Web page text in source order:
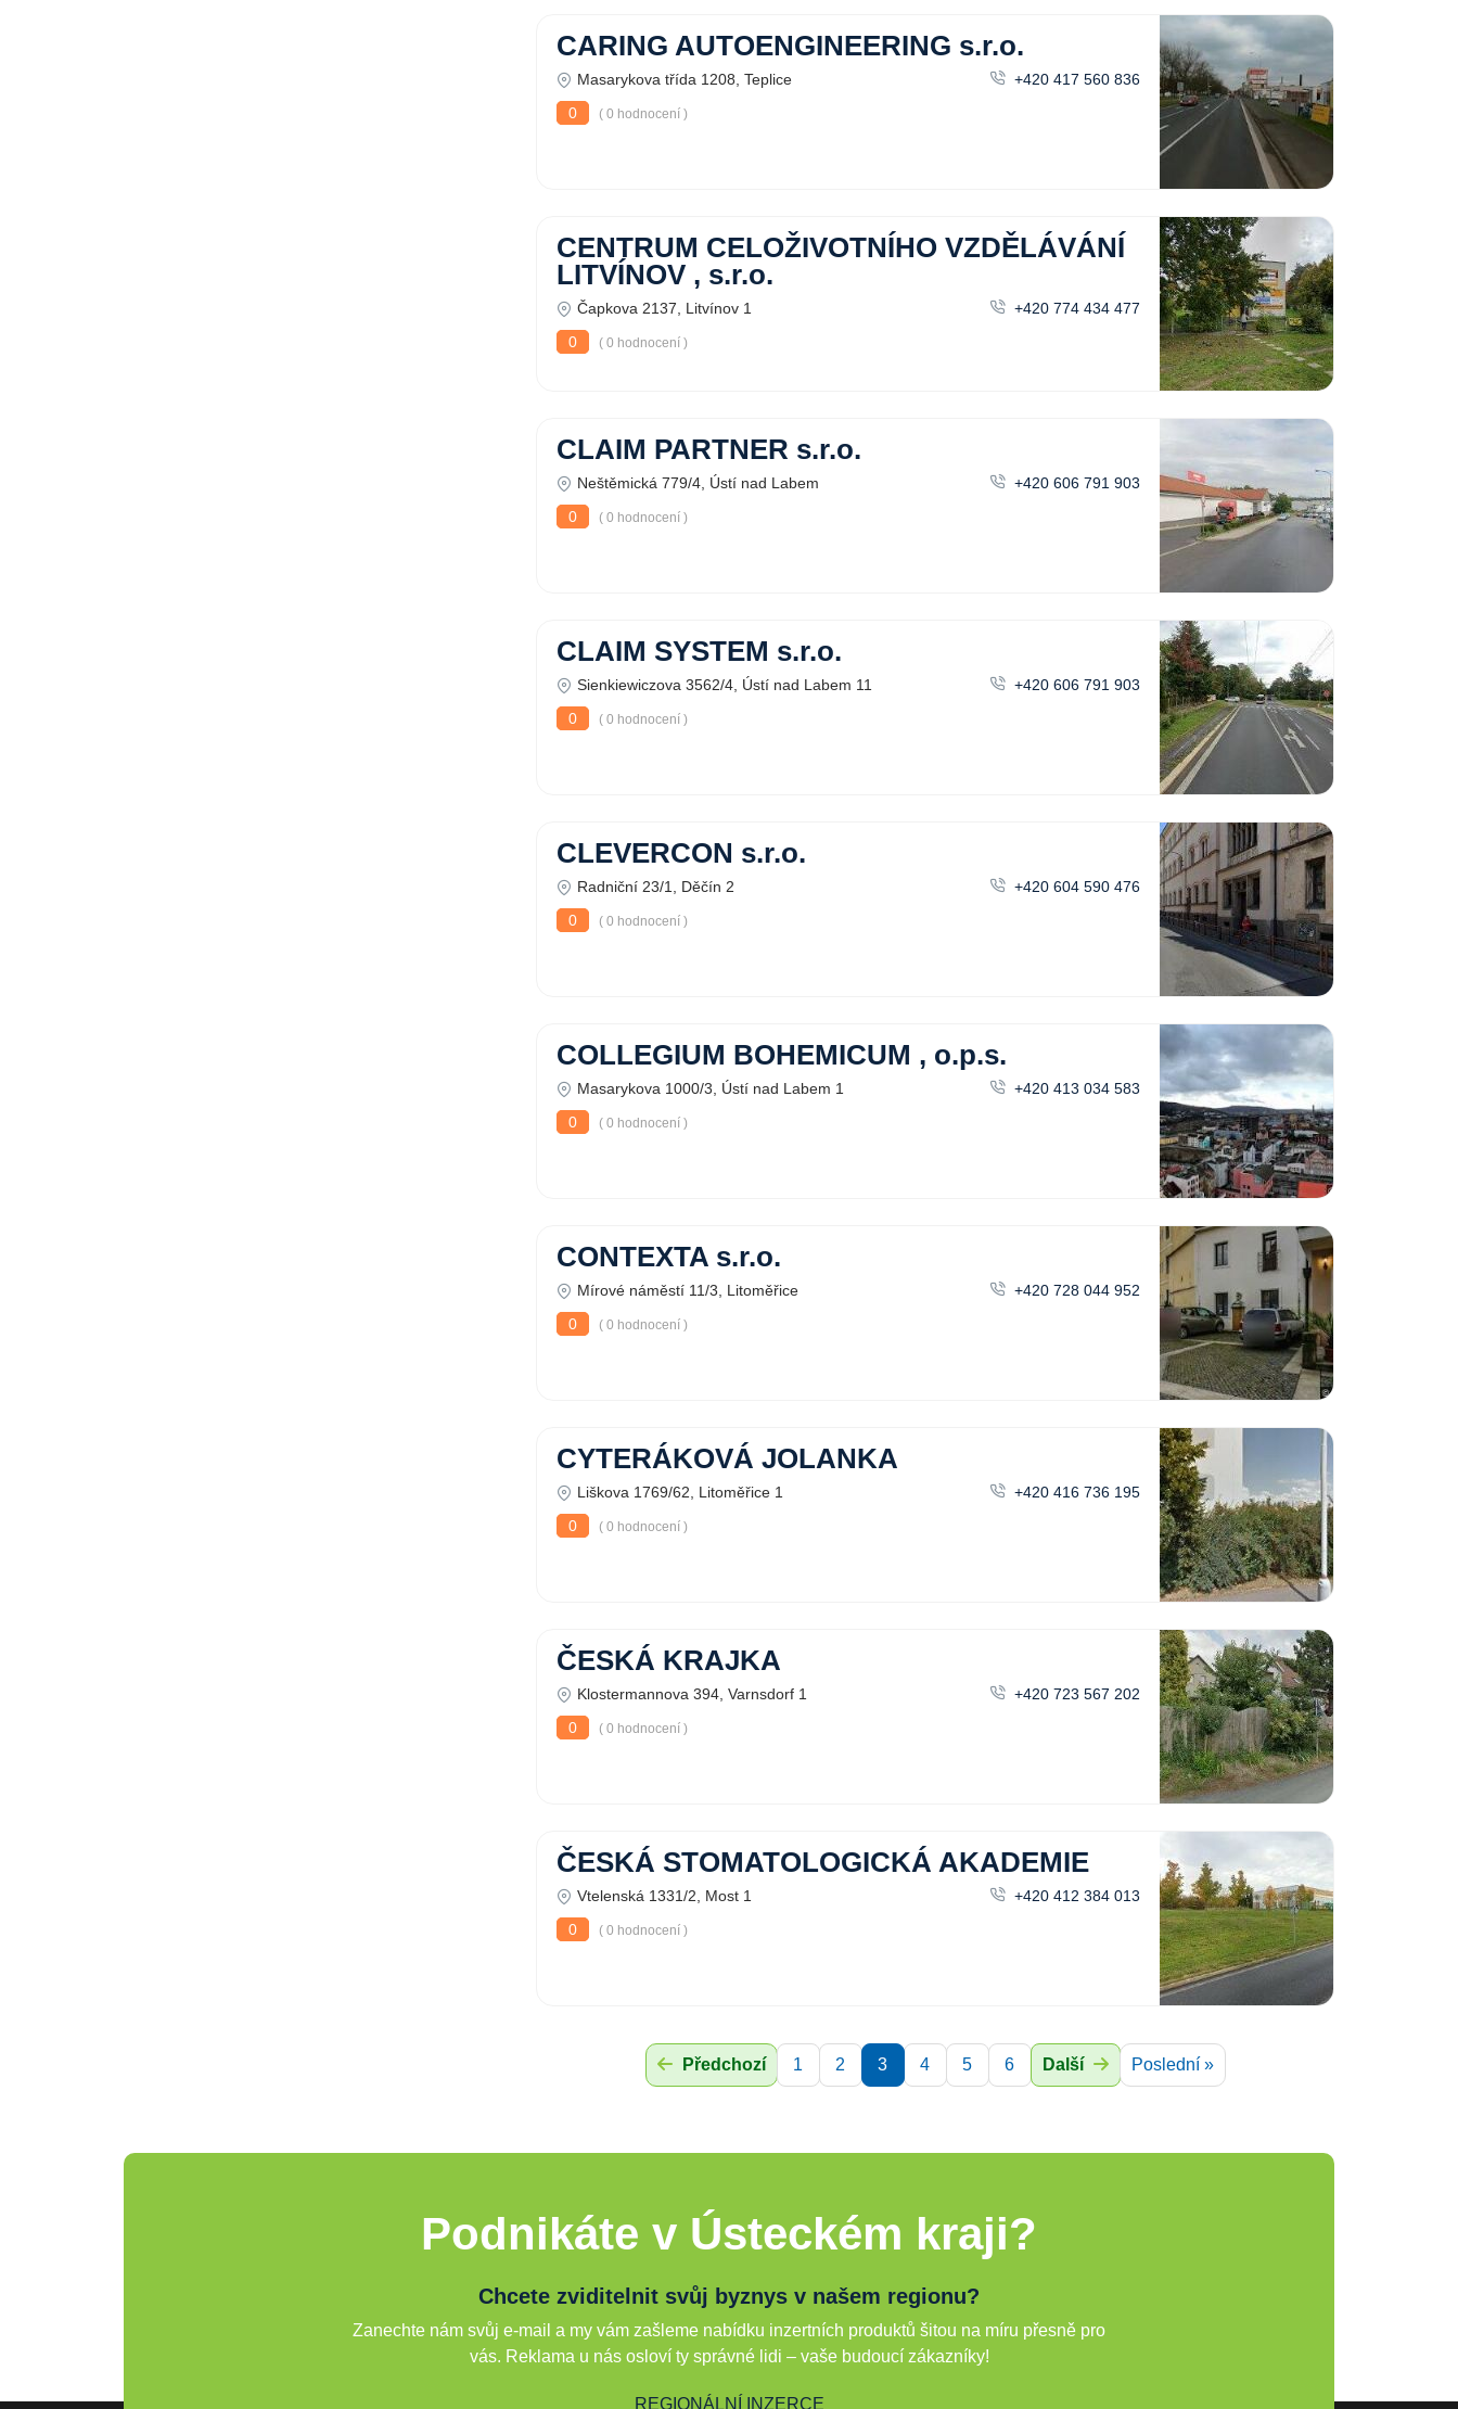
CARING AUTOENGINEERING s.r.o.
Masarykova třída 1208, Teplice
+420 417 560 836
0
( 0 hodnocení )
CENTRUM CELOŽIVOTNÍHO VZDĚLÁVÁNÍ
LITVÍNOV , s.r.o.
Čapkova 2137, Litvínov 1
+420 774 434 477
0
( 0 hodnocení )
CLAIM PARTNER s.r.o.
Neštěmická 779/4, Ústí nad Labem
+420 606 791 903
0
( 0 hodnocení )
CLAIM SYSTEM s.r.o.
Sienkiewiczova 3562/4, Ústí nad Labem 11
+420 606 791 903
0
( 0 hodnocení )
CLEVERCON s.r.o.
Radniční 23/1, Děčín 2
+420 604 590 476
0
( 0 hodnocení )
COLLEGIUM BOHEMICUM , o.p.s.
Masarykova 1000/3, Ústí nad Labem 1
+420 413 034 583
0
( 0 hodnocení )
CONTEXTA s.r.o.
Mírové náměstí 11/3, Litoměřice
+420 728 044 952
0
( 0 hodnocení )
CYTERÁKOVÁ JOLANKA
Liškova 1769/62, Litoměřice 1
+420 416 736 195
0
( 0 hodnocení )
ČESKÁ KRAJKA
Klostermannova 394, Varnsdorf 1
+420 723 567 202
0
( 0 hodnocení )
ČESKÁ STOMATOLOGICKÁ AKADEMIE
Vtelenská 1331/2, Most 1
+420 412 384 013
0
( 0 hodnocení )
Předchozí 1 2 3 4 5 6 Další Poslední »
Podnikáte v Ústeckém kraji?
Chcete zviditelnit svůj byznys v našem regionu?
Zanechte nám svůj e-mail a my vám zašleme nabídku inzertních produktů šitou na míru přesně pro
vás. Reklama u nás osloví ty správné lidi – vaše budoucí zákazníky!
REGIONÁLNÍ INZERCE